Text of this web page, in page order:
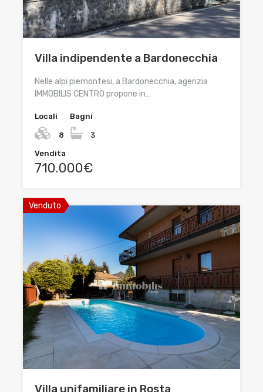
Villa indipendente a Bardonecchia
Nelle alpi piemontesi, a Bardonecchia, agenzia
IMMOBILIS CENTRO propone in…
Locali
8
Bagni
3
Vendita
710.000€
Venduto
Villa unifamiliare in Rosta